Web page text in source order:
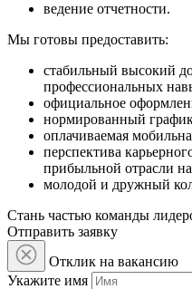
ведение отчетности.
Мы готовы предоставить:
стабильный высокий
профессиональных
официальное
нормированный
оплачиваемая
перспектива
прибыльной отрасли
молодой и дружный
Стань частью команды
Отправить заявку
Отклик на вакансию
Укажите имя